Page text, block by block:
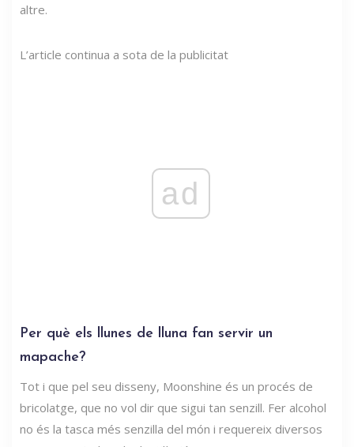
altre.
L’article continua a sota de la publicitat
ad
Per què els llunes de lluna fan servir un
mapache?
Tot i que pel seu disseny, Moonshine és un procés de
bricolatge, que no vol dir que sigui tan senzill. Fer alcohol
no és la tasca més senzilla del món i requereix diversos